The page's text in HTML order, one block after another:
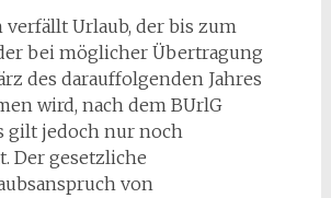
verfällt Urlaub, der bis zum
bei möglicher Übertragung
des darauffolgenden Jahres
wird, nach dem BUrlG
gilt jedoch nur noch
Der gesetzliche
von